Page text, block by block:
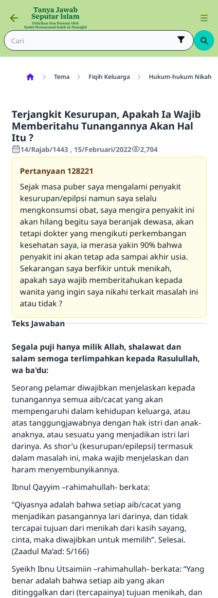
Tema Fiqih Keluarga Hukum-hukum Nikah
Terjangkit Kesurupan, Apakah Ia Wajib
Memberitahu Tunangannya Akan Hal
Itu ?
14/Rajab/1443 , 15/Februari/2022 2,704
Pertanyaan 128221
Sejak masa puber saya mengalami penyakit
kesurupan/epilpsi namun saya selalu
mengkonsumsi obat, saya mengira penyakit ini
akan hilang begitu saya beranjak dewasa, akan
tetapi dokter yang mengikuti perkembangan
kesehatan saya, ia merasa yakin 90% bahwa
penyakit ini akan tetap ada sampai akhir usia.
Sekarangan saya berfikir untuk menikah,
apakah saya wajib memberitahukan kepada
wanita yang ingin saya nikahi terkait masalah ini
atau tidak ?
Teks Jawaban
Segala puji hanya milik Allah, shalawat dan
salam semoga terlimpahkan kepada Rasulullah,
wa ba'du:
Seorang pelamar diwajibkan menjelaskan kepada
tunangannya semua aib/cacat yang akan
mempengaruhi dalam kehidupan keluarga, atau
atas tanggungjawabnya dengan hak istri dan anak-
anaknya, atau sesuatu yang menjadikan istri lari
darinya. As shor’u (kesurupan/epilepsi) termasuk
dalam masalah ini, maka wajib menjelaskan dan
haram menyembunyikannya.
Ibnul Qayyim –rahimahullah- berkata:
“Qiyasnya adalah bahwa setiap aib/cacat yang
menjadikan pasangannya lari darinya, dan tidak
tercapai tujuan dari menikah dari kasih sayang,
cinta, maka diwajibkan untuk memilih”. Selesai.
(Zaadul Ma’ad: 5/166)
Syeikh Ibnu Utsaimiin –rahimahullah- berkata: “Yang
benar adalah bahwa setiap aib yang akan
ditinggalkan dari (tercapainya) tujuan menikah, dan